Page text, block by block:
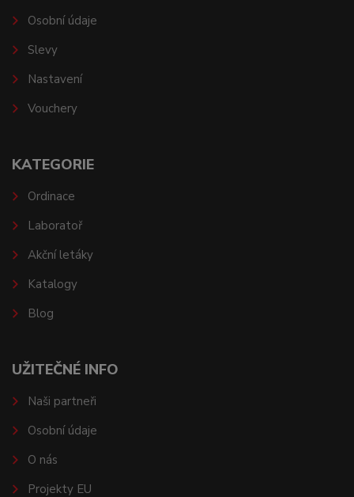
Osobní údaje
Slevy
Nastavení
Vouchery
KATEGORIE
Ordinace
Laboratoř
Akční letáky
Katalogy
Blog
UŽITEČNÉ INFO
Naši partneři
Osobní údaje
O nás
Projekty EU